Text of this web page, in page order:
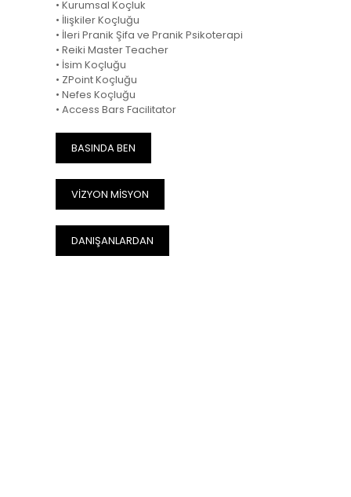
• Kurumsal Koçluk
• İlişkiler Koçluğu
• İleri Pranik Şifa ve Pranik Psikoterapi
• Reiki Master Teacher
• İsim Koçluğu
• ZPoint Koçluğu
• Nefes Koçluğu
• Access Bars Facilitator
BASINDA BEN
VİZYON MİSYON
DANIŞANLARDAN